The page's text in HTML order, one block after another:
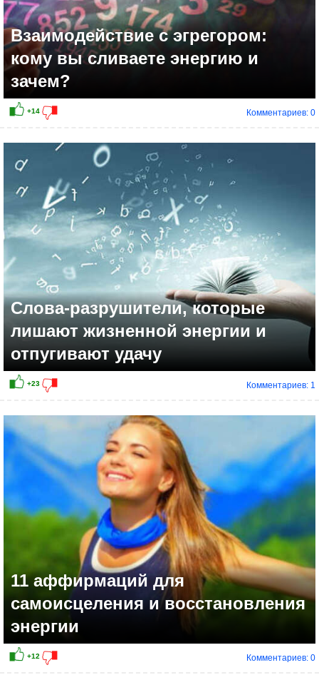
Взаимодействие с эгрегором:
кому вы сливаете энергию и
зачем?
Комментариев: 0
Слова-разрушители, которые
лишают жизненной энергии и
отпугивают удачу
Комментариев: 1
11 аффирмаций для
самоисцеления и восстановления
энергии
Комментариев: 0